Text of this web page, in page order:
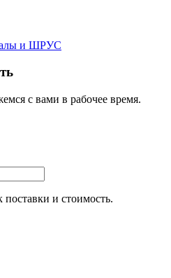
и ШРУС
с вами в рабочее время.
и стоимость.